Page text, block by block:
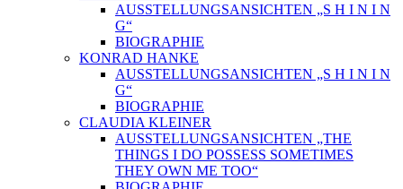
AUSSTELLUNGSANSICHTEN „S H I N I N
G“
BIOGRAPHIE
KONRAD HANKE
AUSSTELLUNGSANSICHTEN „S H I N I N
G“
BIOGRAPHIE
CLAUDIA KLEINER
AUSSTELLUNGSANSICHTEN „THE
THINGS I DO POSSESS SOMETIMES
THEY OWN ME TOO“